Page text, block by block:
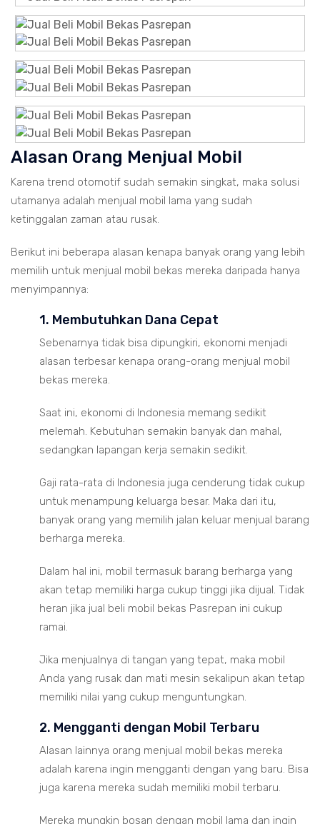
Alasan Orang Menjual Mobil
Karena trend otomotif sudah semakin singkat, maka solusi
utamanya adalah menjual mobil lama yang sudah
ketinggalan zaman atau rusak.
Berikut ini beberapa alasan kenapa banyak orang yang lebih
memilih untuk menjual mobil bekas mereka daripada hanya
menyimpannya:
1. Membutuhkan Dana Cepat
Sebenarnya tidak bisa dipungkiri, ekonomi menjadi
alasan terbesar kenapa orang-orang menjual mobil
bekas mereka.
Saat ini, ekonomi di Indonesia memang sedikit
melemah. Kebutuhan semakin banyak dan mahal,
sedangkan lapangan kerja semakin sedikit.
Gaji rata-rata di Indonesia juga cenderung tidak cukup
untuk menampung keluarga besar. Maka dari itu,
banyak orang yang memilih jalan keluar menjual barang
berharga mereka.
Dalam hal ini, mobil termasuk barang berharga yang
akan tetap memiliki harga cukup tinggi jika dijual. Tidak
heran jika jual beli mobil bekas Pasrepan ini cukup
ramai.
Jika menjualnya di tangan yang tepat, maka mobil
Anda yang rusak dan mati mesin sekalipun akan tetap
memiliki nilai yang cukup menguntungkan.
2. Mengganti dengan Mobil Terbaru
Alasan lainnya orang menjual mobil bekas mereka
adalah karena ingin mengganti dengan yang baru. Bisa
juga karena mereka sudah memiliki mobil terbaru.
Mereka mungkin bosan dengan mobil lama dan ingin